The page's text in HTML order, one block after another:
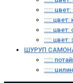
::::::
::::: цвет:
::::: цвет:
::::: цвет:
ШУРУП
::::::
::::::